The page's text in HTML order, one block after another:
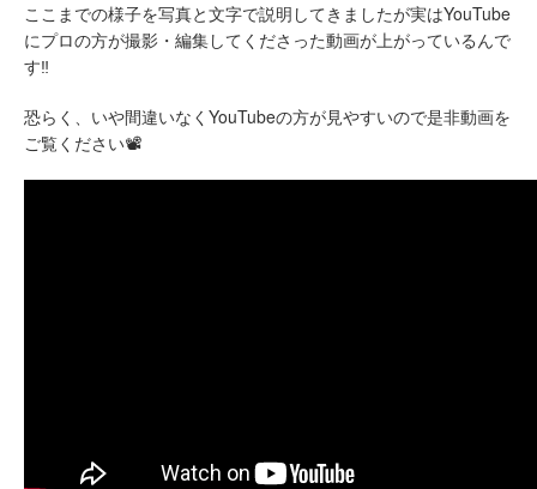
ここまでの様子を写真と文字で説明してきましたが実はYouTube
にプロの方が撮影・編集してくださった動画が上がっているんで
す‼
恐らく、いや間違いなくYouTubeの方が見やすいので是非動画を
ご覧ください📽